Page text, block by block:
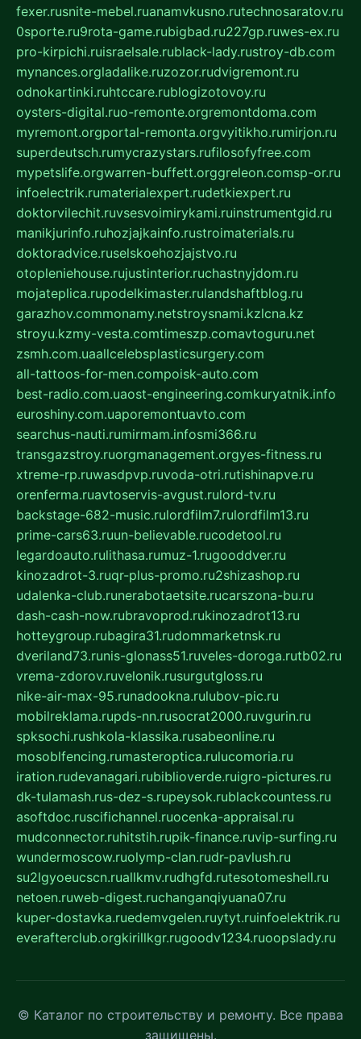
fexer.rusnite-mebel.ruanamvkusno.rutechnosaratov.ru
0sporte.ru9rota-game.rubigbad.ru227gp.ruwes-ex.ru
pro-kirpichi.ruisraelsale.rublack-lady.rustroy-db.com
mynances.orgladalike.ruzozor.rudvigremont.ru
odnokartinki.ruhtccare.rublogizotovoy.ru
oysters-digital.ruo-remonte.orgremontdoma.com
myremont.orgportal-remonta.orgvyitikho.rumirjon.ru
superdeutsch.rumycrazystars.rufilosofyfree.com
mypetslife.orgwarren-buffett.orggreleon.comsp-or.ru
infoelectrik.rumaterialexpert.rudetkiexpert.ru
doktorvilechit.ruvsesvoimirykami.ruinstrumentgid.ru
manikjurinfo.ruhozjajkainfo.rustroimaterials.ru
doktoradvice.ruselskoehozjajstvo.ru
otopleniehouse.rujustinterior.ruchastnyjdom.ru
mojateplica.rupodelkimaster.rulandshaftblog.ru
garazhov.commonamy.netstroysnami.kzlcna.kz
stroyu.kzmy-vesta.comtimeszp.comavtoguru.net
zsmh.com.uaallcelebsplasticsurgery.com
all-tattoos-for-men.compoisk-auto.com
best-radio.com.uaost-engineering.comkuryatnik.info
euroshiny.com.uaporemontuavto.com
searchus-nauti.rumirmam.infosmi366.ru
transgazstroy.ruorgmanagement.orgyes-fitness.ru
xtreme-rp.ruwasdpvp.ruvoda-otri.rutishinapve.ru
orenferma.ruavtoservis-avgust.rulord-tv.ru
backstage-682-music.rulordfilm7.rulordfilm13.ru
prime-cars63.ruun-believable.rucodetool.ru
legardoauto.rulithasa.rumuz-1.rugooddver.ru
kinozadrot-3.ruqr-plus-promo.ru2shizashop.ru
udalenka-club.runerabotaetsite.rucarszona-bu.ru
dash-cash-now.rubravoprod.rukinozadrot13.ru
hotteygroup.rubagira31.rudommarketnsk.ru
dveriland73.runis-glonass51.ruveles-doroga.rutb02.ru
vrema-zdorov.ruvelonik.rusurgutgloss.ru
nike-air-max-95.runadookna.rulubov-pic.ru
mobilreklama.rupds-nn.rusocrat2000.ruvgurin.ru
spksochi.rushkola-klassika.rusabeonline.ru
mosoblfencing.rumasteroptica.rulucomoria.ru
iration.rudevanagari.rubiblioverde.ruigro-pictures.ru
dk-tulamash.rus-dez-s.rupeysok.rublackcountess.ru
asoftdoc.ruscifichannel.ruocenka-appraisal.ru
mudconnector.ruhitstih.rupik-finance.ruvip-surfing.ru
wundermoscow.ruolymp-clan.rudr-pavlush.ru
su2lgyoeucscn.ruallkmv.rudhgfd.rutesotomeshell.ru
netoen.ruweb-digest.ruchanganqiyuana07.ru
kuper-dostavka.ruedemvgelen.ruytyt.ruinfoelektrik.ru
everafterclub.orgkirillkgr.rugoodv1234.ruoopslady.ru
© Каталог по строительству и ремонту. Все права
защищены.